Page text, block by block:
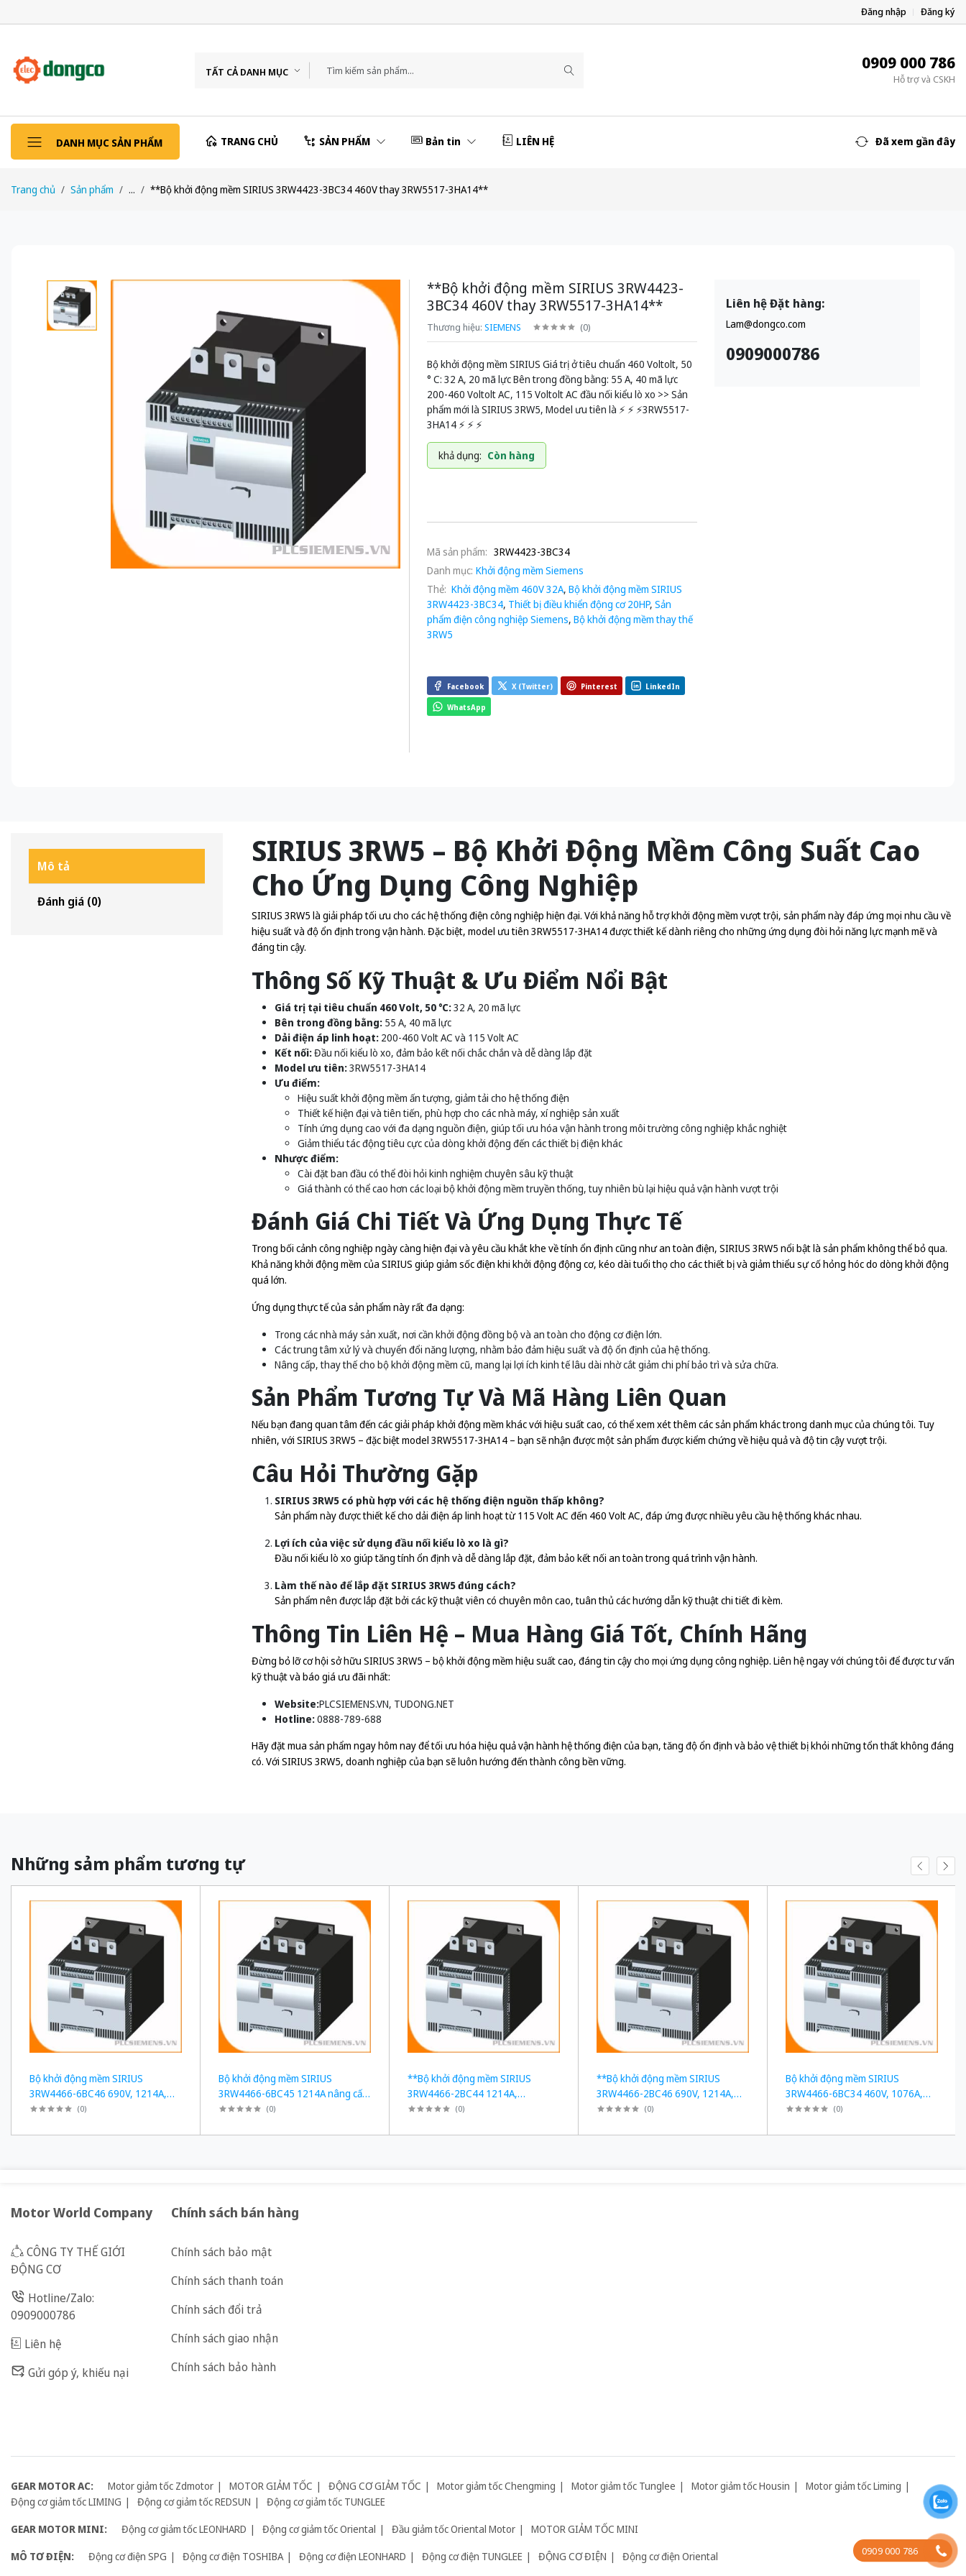
Đăng nhập Đăng ký
TẤT CẢ DANH MỤC 0909 000 786
Hỗ trợ và CSKH
DANH MỤC SẢN PHẨM TRANG CHỦ SẢN PHẨM Bản tin LIÊN HỆ Đã xem gần đây
Trang chủ Sản phẩm ... **Bộ khởi động mềm SIRIUS 3RW4423-3BC34 460V thay 3RW5517-3HA14**
**Bộ khởi động mềm SIRIUS 3RW4423-
3BC34 460V thay 3RW5517-3HA14**
Thương hiệu: SIEMENS (0)
Bộ khởi động mềm SIRIUS Giá trị ở tiêu chuẩn 460 Voltolt, 50
° C: 32 A, 20 mã lực Bên trong đồng bằng: 55 A, 40 mã lực
200-460 Voltolt AC, 115 Voltolt AC đầu nối kiểu lò xo >> Sản
phẩm mới là SIRIUS 3RW5, Model ưu tiên là ⚡️ ⚡️ ⚡️3RW5517-
3HA14 ⚡️ ⚡️ ⚡️
khả dụng: Còn hàng
Mã sản phẩm: 3RW4423-3BC34
Danh mục: Khởi động mềm Siemens
Thẻ: Khởi động mềm 460V 32A, Bộ khởi động mềm SIRIUS
3RW4423-3BC34, Thiết bị điều khiển động cơ 20HP, Sản
phẩm điện công nghiệp Siemens, Bộ khởi động mềm thay thế
3RW5
Facebook X (Twitter) Pinterest LinkedIn
WhatsApp
Liên hệ Đặt hàng:
Lam@dongco.com
0909000786
Mô tả
Đánh giá (0)
SIRIUS 3RW5 – Bộ Khởi Động Mềm Công Suất Cao
Cho Ứng Dụng Công Nghiệp
SIRIUS 3RW5 là giải pháp tối ưu cho các hệ thống điện công nghiệp hiện đại. Với khả năng hỗ trợ khởi động mềm vượt trội, sản phẩm này đáp ứng mọi nhu cầu về
hiệu suất và độ ổn định trong vận hành. Đặc biệt, model ưu tiên 3RW5517-3HA14 được thiết kế dành riêng cho những ứng dụng đòi hỏi năng lực mạnh mẽ và
đáng tin cậy.
Thông Số Kỹ Thuật & Ưu Điểm Nổi Bật
Giá trị tại tiêu chuẩn 460 Volt, 50 °C:32 A, 20 mã lực
Bên trong đồng bằng:55 A, 40 mã lực
Dải điện áp linh hoạt:200-460 Volt AC và 115 Volt AC
Kết nối:Đầu nối kiểu lò xo, đảm bảo kết nối chắc chắn và dễ dàng lắp đặt
Model ưu tiên:3RW5517-3HA14
Ưu điểm:
Hiệu suất khởi động mềm ấn tượng, giảm tải cho hệ thống điện
Thiết kế hiện đại và tiên tiến, phù hợp cho các nhà máy, xí nghiệp sản xuất
Tính ứng dụng cao với đa dạng nguồn điện, giúp tối ưu hóa vận hành trong môi trường công nghiệp khắc nghiệt
Giảm thiểu tác động tiêu cực của dòng khởi động đến các thiết bị điện khác
Nhược điểm:
Cài đặt ban đầu có thể đòi hỏi kinh nghiệm chuyên sâu kỹ thuật
Giá thành có thể cao hơn các loại bộ khởi động mềm truyền thống, tuy nhiên bù lại hiệu quả vận hành vượt trội
Đánh Giá Chi Tiết Và Ứng Dụng Thực Tế
Trong bối cảnh công nghiệp ngày càng hiện đại và yêu cầu khắt khe về tính ổn định cũng như an toàn điện, SIRIUS 3RW5 nổi bật là sản phẩm không thể bỏ qua.
Khả năng khởi động mềm của SIRIUS giúp giảm sốc điện khi khởi động động cơ, kéo dài tuổi thọ cho các thiết bị và giảm thiểu sự cố hỏng hóc do dòng khởi động
quá lớn.
Ứng dụng thực tế của sản phẩm này rất đa dạng:
Trong các nhà máy sản xuất, nơi cần khởi động đồng bộ và an toàn cho động cơ điện lớn.
Các trung tâm xử lý và chuyển đổi năng lượng, nhằm bảo đảm hiệu suất và độ ổn định của hệ thống.
Nâng cấp, thay thế cho bộ khởi động mềm cũ, mang lại lợi ích kinh tế lâu dài nhờ cắt giảm chi phí bảo trì và sửa chữa.
Sản Phẩm Tương Tự Và Mã Hàng Liên Quan
Nếu bạn đang quan tâm đến các giải pháp khởi động mềm khác với hiệu suất cao, có thể xem xét thêm các sản phẩm khác trong danh mục của chúng tôi. Tuy
nhiên, với SIRIUS 3RW5 – đặc biệt model 3RW5517-3HA14 – bạn sẽ nhận được một sản phẩm được kiểm chứng về hiệu quả và độ tin cậy vượt trội.
Câu Hỏi Thường Gặp
SIRIUS 3RW5 có phù hợp với các hệ thống điện nguồn thấp không?
Sản phẩm này được thiết kế cho dải điện áp linh hoạt từ 115 Volt AC đến 460 Volt AC, đáp ứng được nhiều yêu cầu hệ thống khác nhau.
Lợi ích của việc sử dụng đầu nối kiểu lò xo là gì?
Đầu nối kiểu lò xo giúp tăng tính ổn định và dễ dàng lắp đặt, đảm bảo kết nối an toàn trong quá trình vận hành.
Làm thế nào để lắp đặt SIRIUS 3RW5 đúng cách?
Sản phẩm nên được lắp đặt bởi các kỹ thuật viên có chuyên môn cao, tuân thủ các hướng dẫn kỹ thuật chi tiết đi kèm.
Thông Tin Liên Hệ – Mua Hàng Giá Tốt, Chính Hãng
Đừng bỏ lỡ cơ hội sở hữu SIRIUS 3RW5 – bộ khởi động mềm hiệu suất cao, đáng tin cậy cho mọi ứng dụng công nghiệp. Liên hệ ngay với chúng tôi để được tư vấn
kỹ thuật và báo giá ưu đãi nhất:
Website:PLCSIEMENS.VN, TUDONG.NET
Hotline:0888-789-688
Hãy đặt mua sản phẩm ngay hôm nay để tối ưu hóa hiệu quả vận hành hệ thống điện của bạn, tăng độ ổn định và bảo vệ thiết bị khỏi những tổn thất không đáng
có. Với SIRIUS 3RW5, doanh nghiệp của bạn sẽ luôn hướng đến thành công bền vững.
Những sảm phẩm tương tự
Bộ khởi động mềm SIRIUS
3RW4466-6BC46 690V, 1214A,
1200kW
(0)
Bộ khởi động mềm SIRIUS
3RW4466-6BC45 1214A nâng cấp
3RW5558-6HA16
(0)
**Bộ khởi động mềm SIRIUS
3RW4466-2BC44 1214A,
710kW**
(0)
**Bộ khởi động mềm SIRIUS
3RW4466-2BC46 690V, 1214A,
1200kW - Nâng cấp 3RW5558-
(0)
Bộ khởi động mềm SIRIUS
3RW4466-6BC34 460V, 1076A,
950HP - Nâng cấp 3RW5558-
(0)
Motor World Company
CÔNG TY THẾ GIỚI
ĐỘNG CƠ
Hotline/Zalo:
0909000786
Liên hệ
Gửi góp ý, khiếu nại
Chính sách bán hàng
Chính sách bảo mật
Chính sách thanh toán
Chính sách đổi trả
Chính sách giao nhận
Chính sách bảo hành
GEAR MOTOR AC: Motor giảm tốc Zdmotor MOTOR GIẢM TỐC ĐỘNG CƠ GIẢM TỐC Motor giảm tốc Chengming Motor giảm tốc Tunglee Motor giảm tốc Housin
Motor giảm tốc Liming
Động cơ giảm tốc LIMING
Động cơ giảm tốc REDSUN
Động cơ giảm tốc TUNGLEE
GEAR MOTOR MINI:
Động cơ giảm tốc LEONHARD Động cơ giảm tốc Oriental Đầu giảm tốc Oriental Motor
MOTOR GIẢM TỐC MINI
MÔ TƠ ĐIỆN:
Động cơ điện SPG Động cơ điện TOSHIBA Động cơ điện LEONHARD Động cơ điện TUNGLEE ĐỘNG CƠ ĐIỆN Động cơ điện Oriental 0909 000 786